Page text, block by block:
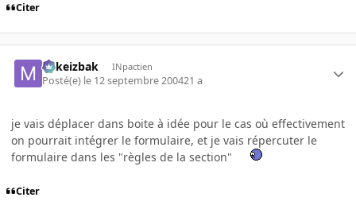
Citer
Mikeizbak INpactien
Posté(e) le 12 septembre 200421 a
je vais déplacer dans boite à idée pour le cas où effectivement
on pourrait intégrer le formulaire, et je vais répercuter le
formulaire dans les "règles de la section"
Citer